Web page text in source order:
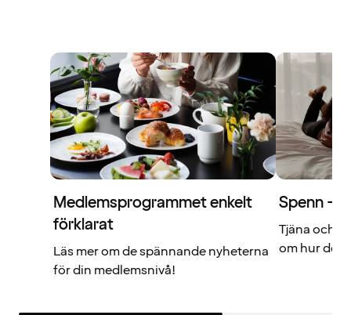
Medlemsprogrammet enkelt
förklarat
Läs mer om de spännande nyheterna
för din medlemsnivå!
Spenn –
Tjäna och
om hur det